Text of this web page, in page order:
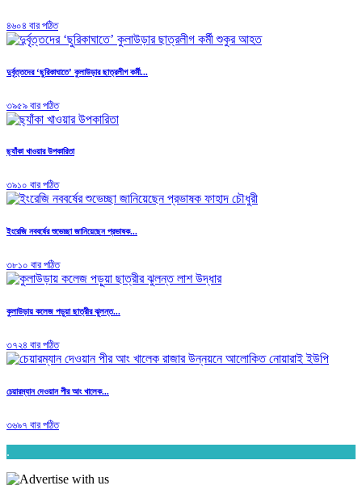
৪৬০৪ বার পঠিত
দুর্বৃত্তদের ‘ছুরিকাঘাতে’ কুলাউড়ার ছাত্রলীগ কর্মী...
৩৯৫৯ বার পঠিত
ছ্যাঁকা খাওয়ার উপকারিতা
৩৯১০ বার পঠিত
ইংরেজি নববর্ষের শুভেচ্ছা জানিয়েছেন প্রভাষক...
৩৮১০ বার পঠিত
কুলাউড়ায় কলেজ পড়ুয়া ছাত্রীর ঝুলন্ত...
৩৭২৪ বার পঠিত
চেয়ারম্যান দেওয়ান পীর আং খালেক...
৩৬৯৭ বার পঠিত
.